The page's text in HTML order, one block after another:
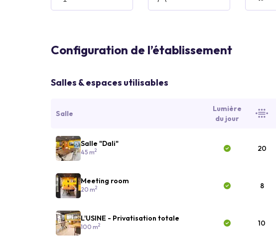
Configuration de l’établissement
Salles & espaces utilisables
Salle
Lumière
du jour
Salle "Dali"
45 m2 20
Meeting room
20 m2 8
L'USINE - Privatisation totale
100 m2 10